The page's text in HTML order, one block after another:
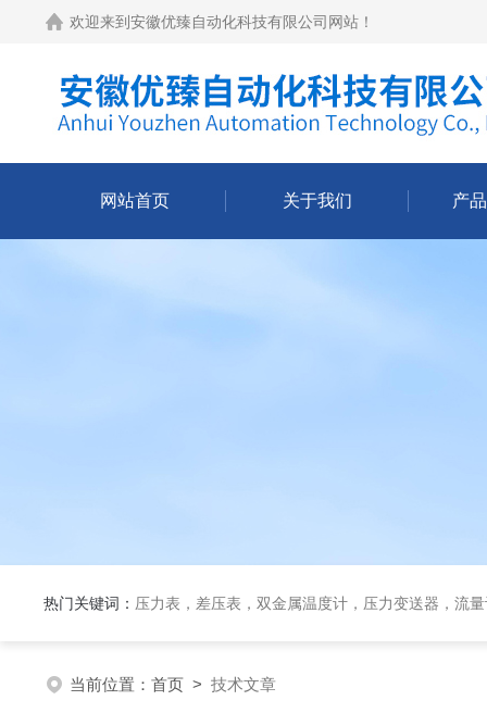
欢迎来到 安徽优臻自动化科技有限公司网站 ！
网站首页 关于我们 产
热门关键词： 压力表，差压表，双金属温度计，压力变送器，流
当前位置： 首页 > 技术文章